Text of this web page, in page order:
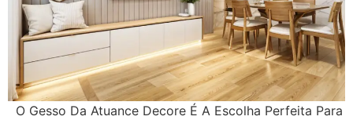
O Gesso Da Atuance Decore É A Escolha Perfeita Para